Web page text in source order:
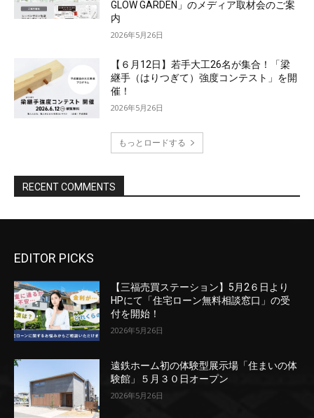
EDITOR PICKS
【三福売買ステーション】5月2６日より
HPにて「住宅ローン無料相談窓口」の受
付を開始！
2026年5月26日
遠鉄ホーム初の体験型展示場「住まいの体
験館」５月３０日オープン
2026年5月26日